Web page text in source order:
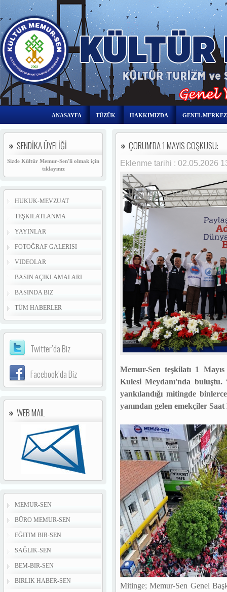
ANASAYFA TÜZÜK HAKKIMIZDA GENEL
SENDİKA ÜYELİĞİ
Sizde Kültür Memur-Sen'li olmak için
tıklayınız
HUKUK-MEVZUAT
TEŞKILATLANMA
YAYINLAR
FOTOĞRAF GALERISI
VIDEOLAR
BASIN AÇIKLAMALARI
BASINDA BIZ
TÜM HABERLER
Twitter’da Biz
Facebook’da Biz
WEB MAIL
MEMUR-SEN
BÜRO MEMUR-SEN
EĞITIM BIR-SEN
SAĞLIK-SEN
BEM-BIR-SEN
BIRLIK HABER-SEN
ÇORUM'DA 1 MAYIS COŞKUSU:
Eklenme tarihi : 02.05.2026
Memur-Sen teşkilatı 1
Kulesi Meydanı'nda buluştu.
yankılandığı mitingde
yanından gelen emekçiler
Mitinge; Memur-Sen Genel